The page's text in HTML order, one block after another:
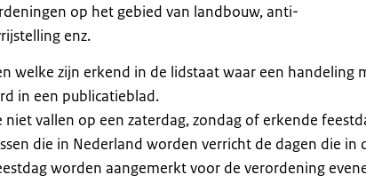
op het gebied van landbouw, anti-
enz.
welke zijn erkend in de lidstaat waar een handeling
in een publicatieblad.
vallen op een zaterdag, zondag of erkende
die in Nederland worden verricht de dagen die in
worden aangemerkt voor de verordening